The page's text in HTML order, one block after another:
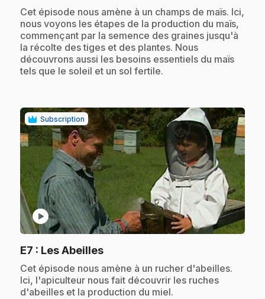
.Cet épisode nous amène à un champs de maïs. Ici,
nous voyons les étapes de la production du maïs,
commençant par la semence des graines jusqu'à
la récolte des tiges et des plantes. Nous
découvrons aussi les besoins essentiels du maïs
tels que le soleil et un sol fertile.
Subscription
play_circle
E7 : Les Abeilles.
.Cet épisode nous amène à un rucher d'abeilles.
Ici, l'apiculteur nous fait découvrir les ruches
d'abeilles et la production du miel.